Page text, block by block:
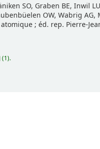
SO, Graben BE, Inwil
OW, Wabrig AG,
; éd. rep. Pierre-
(1).